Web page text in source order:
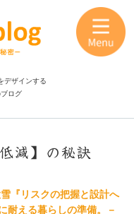
デザインする
ログ
減】の秘訣
雪『リスクの把握と設計へ
耐える暮らしの準備。－